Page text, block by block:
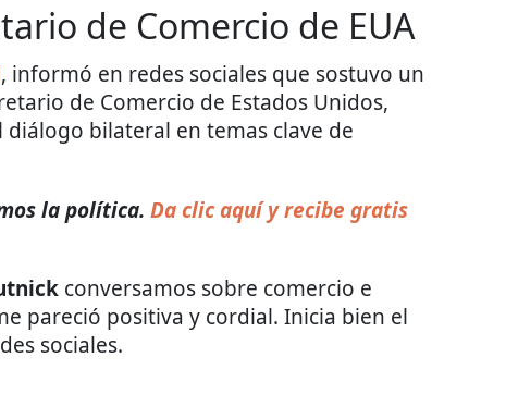
de Comercio de EUA
, informó en redes sociales que sostuvo un
de Comercio de Estados Unidos,
diálogo bilateral en temas clave de
la política. Da clic aquí y recibe gratis
conversamos sobre comercio e
pareció positiva y cordial. Inicia bien el
sociales.